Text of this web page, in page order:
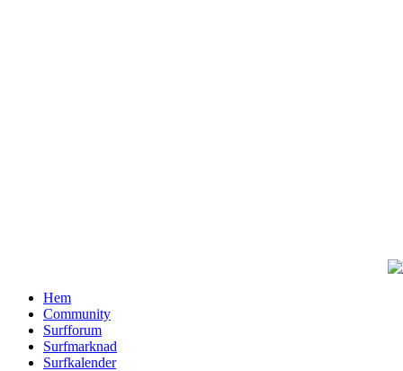
Hem
Community
Surfforum
Surfmarknad
Surfkalender